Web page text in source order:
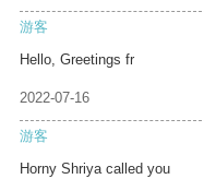
游客
Hello, Greetings fr
2022-07-16
游客
Horny Shriya called you